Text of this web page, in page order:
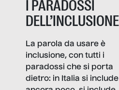
I PARADOSSI
DELL’INCLUSIONE
La parola da usare è
inclusione, con tutti i
paradossi che si porta
dietro: in Italia si include